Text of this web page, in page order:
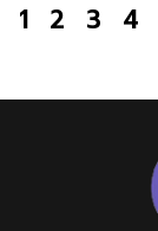
1 2 3 4